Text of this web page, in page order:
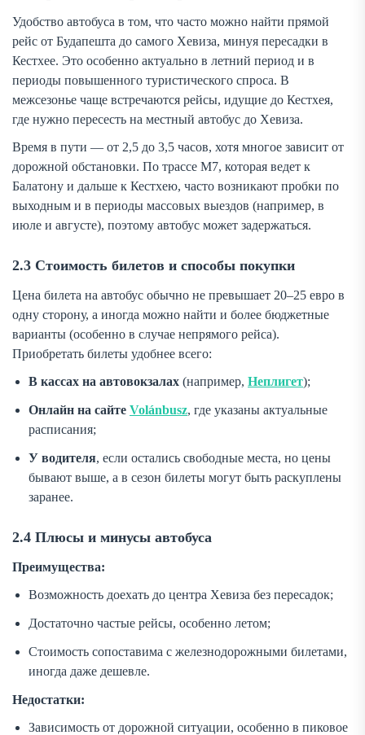
Удобство автобуса в том, что часто можно найти прямой
рейс от Будапешта до самого Хевиза, минуя пересадки в
Кестхее. Это особенно актуально в летний период и в
периоды повышенного туристического спроса. В
межсезонье чаще встречаются рейсы, идущие до Кестхея,
где нужно пересесть на местный автобус до Хевиза.
Время в пути — от 2,5 до 3,5 часов, хотя многое зависит от
дорожной обстановки. По трассе М7, которая ведет к
Балатону и дальше к Кестхею, часто возникают пробки по
выходным и в периоды массовых выездов (например, в
июле и августе), поэтому автобус может задержаться.
2.3 Стоимость билетов и способы покупки
Цена билета на автобус обычно не превышает 20–25 евро в
одну сторону, а иногда можно найти и более бюджетные
варианты (особенно в случае непрямого рейса).
Приобретать билеты удобнее всего:
В кассах на автовокзалах (например, Неплигет);
Онлайн на сайте Volánbusz, где указаны актуальные
расписания;
У водителя, если остались свободные места, но цены
бывают выше, а в сезон билеты могут быть раскуплены
заранее.
2.4 Плюсы и минусы автобуса
Преимущества:
Возможность доехать до центра Хевиза без пересадок;
Достаточно частые рейсы, особенно летом;
Стоимость сопоставима с железнодорожными билетами,
иногда даже дешевле.
Недостатки:
Зависимость от дорожной ситуации, особенно в пиковое